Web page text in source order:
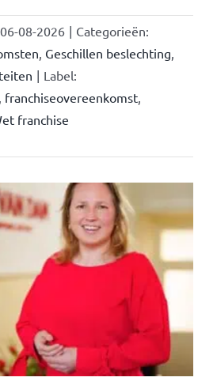
06-08-2026 | Categorieën:
Geschillen beslechting
| Label:
franchiseovereenkomst,
franchise